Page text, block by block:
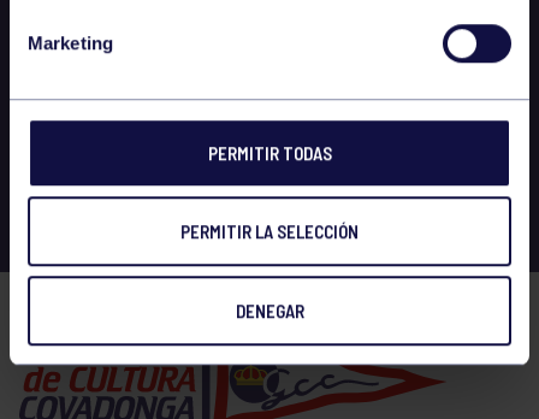
Marketing
PERMITIR TODAS
PERMITIR LA SELECCIÓN
DENEGAR